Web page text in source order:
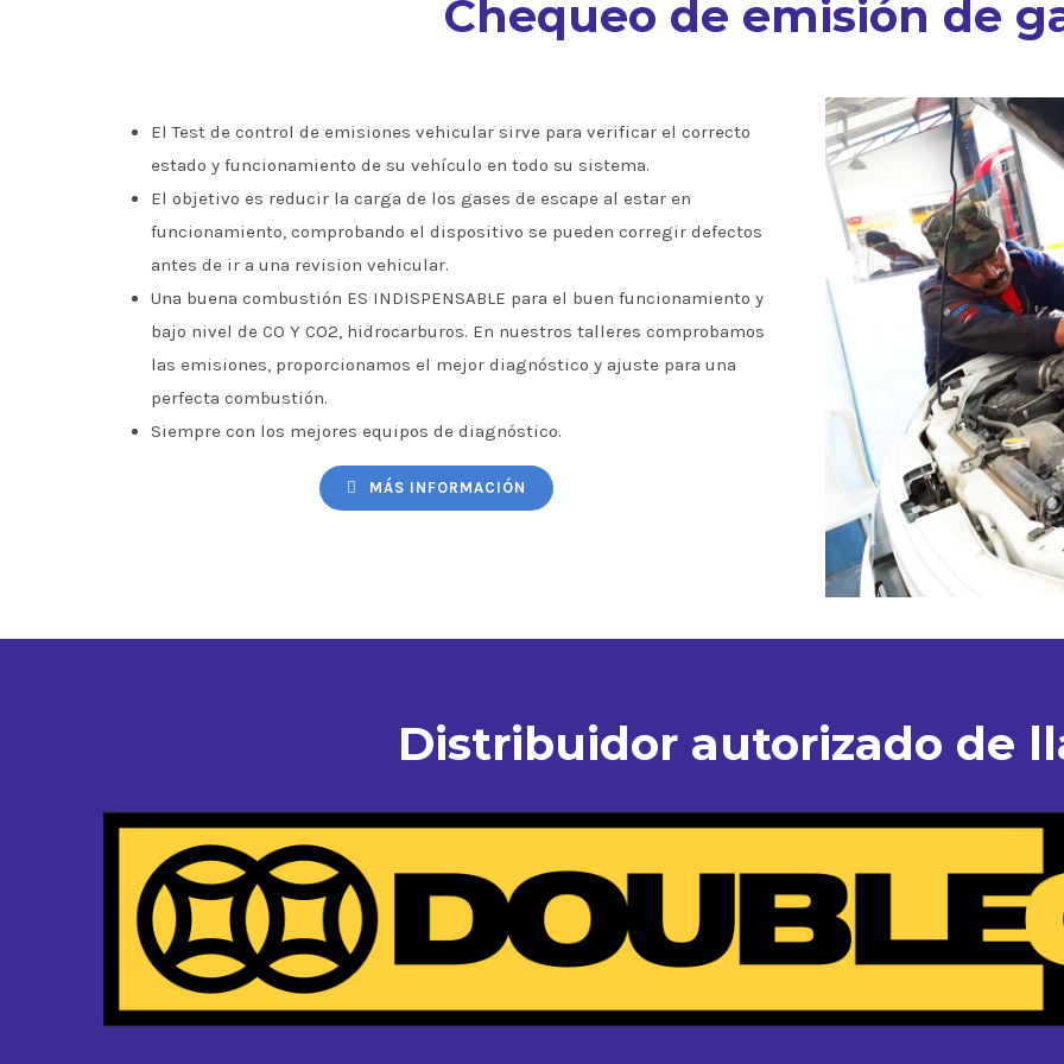
Chequeo de emisión de
El Test de control de emisiones vehicular sirve para verificar el correcto
estado y funcionamiento de su vehículo en todo su sistema.
El objetivo es reducir la carga de los gases de escape al estar en
funcionamiento, comprobando el dispositivo se pueden corregir defectos
antes de ir a una revision vehicular.
Una buena combustión ES INDISPENSABLE para el buen funcionamiento y
bajo nivel de CO Y CO2, hidrocarburos. En nuestros talleres comprobamos
las emisiones, proporcionamos el mejor diagnóstico y ajuste para una
perfecta combustión.
Siempre con los mejores equipos de diagnóstico.
MÁS INFORMACIÓN
Distribuidor autorizado de